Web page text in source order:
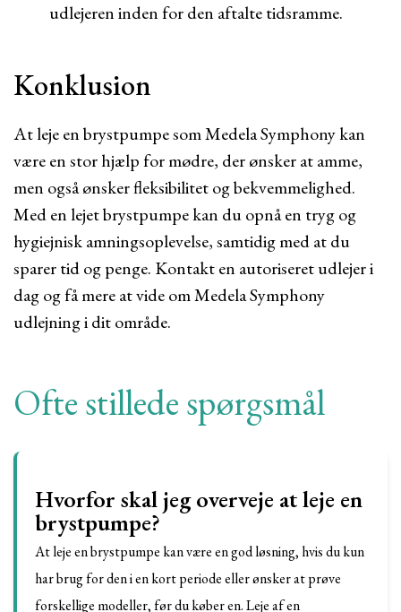
udlejeren inden for den aftalte tidsramme.
Konklusion
At leje en brystpumpe som Medela Symphony kan
være en stor hjælp for mødre, der ønsker at amme,
men også ønsker fleksibilitet og bekvemmelighed.
Med en lejet brystpumpe kan du opnå en tryg og
hygiejnisk amningsoplevelse, samtidig med at du
sparer tid og penge. Kontakt en autoriseret udlejer i
dag og få mere at vide om Medela Symphony
udlejning i dit område.
Ofte stillede spørgsmål
Hvorfor skal jeg overveje at leje en
brystpumpe?
At leje en brystpumpe kan være en god løsning, hvis du kun
har brug for den i en kort periode eller ønsker at prøve
forskellige modeller, før du køber en. Leje af en